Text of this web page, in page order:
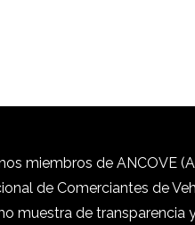
miembros de ANCOVE
de Comerciantes de
muestra de transparencia